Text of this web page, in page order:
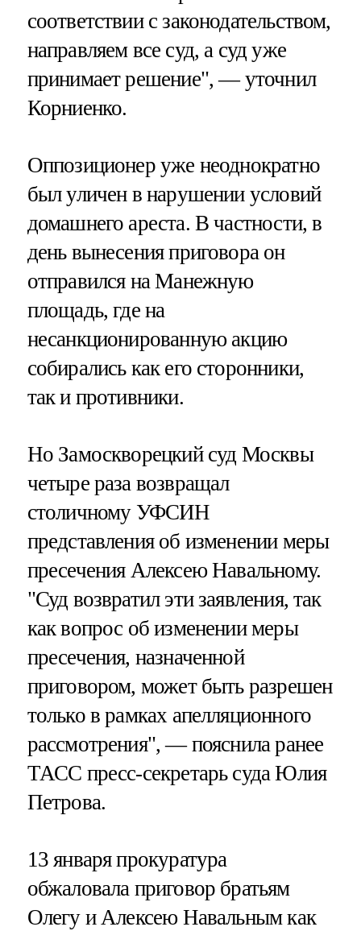
соответствии с законодательством,
направляем все суд, а суд уже
принимает решение", — уточнил
Корниенко.
Оппозиционер уже неоднократно
был уличен в нарушении условий
домашнего ареста. В частности, в
день вынесения приговора он
отправился на Манежную
площадь, где на
несанкционированную акцию
собирались как его сторонники,
так и противники.
Но Замоскворецкий суд Москвы
четыре раза возвращал
столичному УФСИН
представления об изменении меры
пресечения Алексею Навальному.
"Суд возвратил эти заявления, так
как вопрос об изменении меры
пресечения, назначенной
приговором, может быть разрешен
только в рамках апелляционного
рассмотрения", — пояснила ранее
ТАСС пресс-секретарь суда Юлия
Петрова.
13 января прокуратура
обжаловала приговор братьям
Олегу и Алексею Навальным как